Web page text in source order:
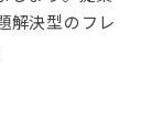
解決型のフレ